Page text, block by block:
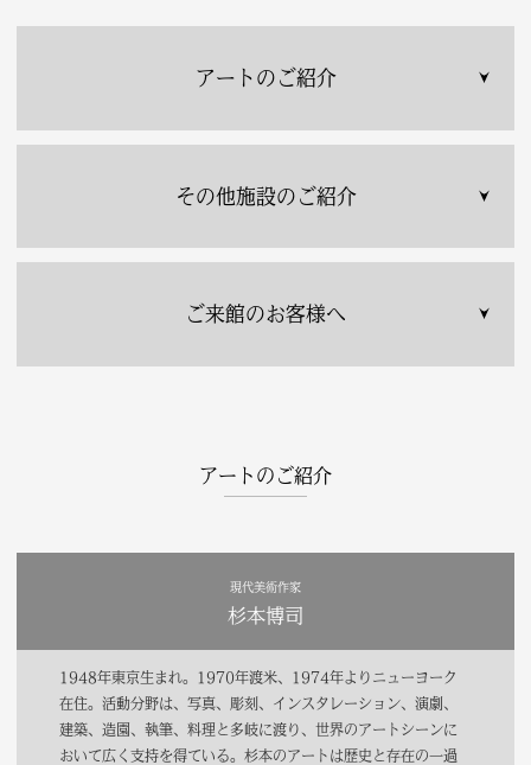
アートのご紹介
その他施設のご紹介
ご来館のお客様へ
アートのご紹介
現代美術作家
杉本博司
1948年東京生まれ。1970年渡米、1974年よりニューヨーク
在住。活動分野は、写真、彫刻、インスタレーション、演劇、
建築、造園、執筆、料理と多岐に渡り、世界のアートシーンに
おいて広く支持を得ている。杉本のアートは歴史と存在の一過